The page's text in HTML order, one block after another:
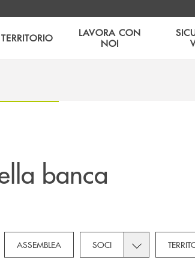
TERRITORIO
LAVORA CON
NOI
banca
subcategories dropdown for Privati
ASSEMBLEA SOCI Toggle